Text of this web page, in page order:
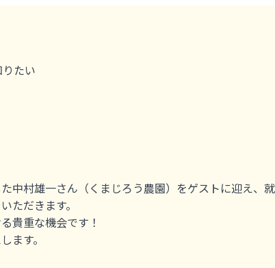
たい
中村雄一さん（くまじろう農園）をゲストに迎え、
ただきます。
貴重な機会です！
ます。